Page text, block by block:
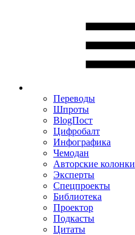
Переводы
Шпроты
BlogПост
Цифробалт
Инфографика
Чемодан
Авторские колонки
Эксперты
Спецпроекты
Библиотека
Проектор
Подкасты
Цитаты